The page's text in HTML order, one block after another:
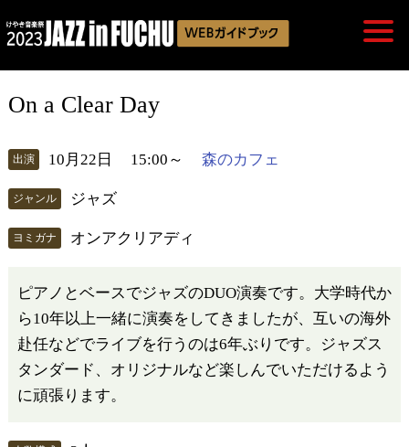
On a Clear Day
出演 10月22日 15:00～ 森のカフェ
ジャンル ジャズ
ヨミガナ オンアクリアディ
ピアノとベースでジャズのDUO演奏です。大学時代か
ら10年以上一緒に演奏をしてきましたが、互いの海外
赴任などでライブを行うのは6年ぶりです。ジャズス
タンダード、オリジナルなど楽しんでいただけるよう
に頑張ります。